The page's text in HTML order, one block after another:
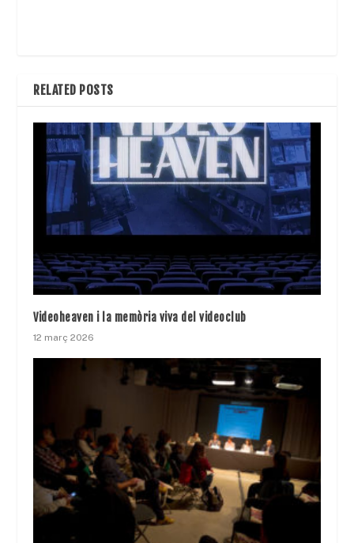
RELATED POSTS
Videoheaven i la memòria viva del videoclub
12 març 2026